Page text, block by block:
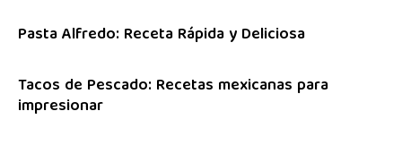
Pasta Alfredo: Receta Rápida y Deliciosa
Tacos de Pescado: Recetas mexicanas para
impresionar